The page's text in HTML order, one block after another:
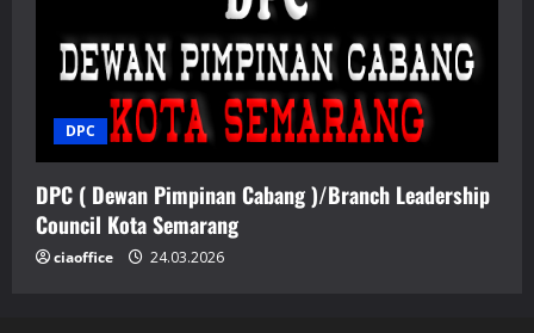
DPC
DPC ( Dewan Pimpinan Cabang )/Branch Leadership
Council Kota Semarang
ciaoffice 24.03.2026